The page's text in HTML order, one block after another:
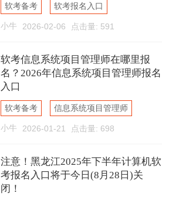
软考备考 软考报名入口
系统集成项目管理工程师
小牛 2026-02-06 点击量: 591
软考信息系统项目管理师在哪里报
名？2026年信息系统项目管理师报名
入口
软考备考 信息系统项目管理师
软考报名入口
小牛 2026-01-21 点击量: 698
注意！黑龙江2025年下半年计算机软
考报名入口将于今日(8月28日)关
闭！